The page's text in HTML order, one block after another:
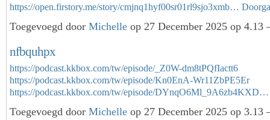
https://open.firstory.me/story/cmjnq1hyf00sr01rl9sjo3xmb…
Toegevoegd door Michelle op 27 December 2025 op 4.13
nfbquhpx
https://podcast.kkbox.com/tw/episode/_Z0W-dm8tPQfIactt6
https://podcast.kkbox.com/tw/episode/Kn0EnA-Wr11ZbPE5Er
https://podcast.kkbox.com/tw/episode/DYnqO6Ml_9A6zb4KXD…
Toegevoegd door Michelle op 27 December 2025 op 3.13